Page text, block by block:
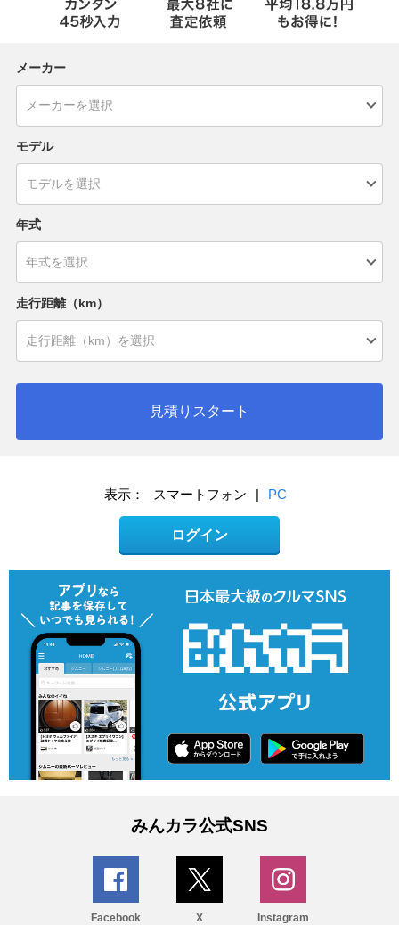
メーカー
モデル
年式
走行距離（km）
見積りスタート
表示： スマートフォン | PC
ログイン
みんカラ公式SNS
Facebook X Instagram